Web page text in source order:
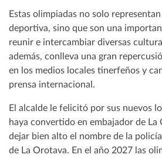
Estas olimpiadas no solo
deportiva, sino que son una
reunir e intercambiar diversas
además, conlleva una gran
en los medios locales tinerfeños y
prensa internacional.
El alcalde le felicitó por sus nuevos
haya convertido en embajador de La
dejar bien alto el nombre de la
de La Orotava. En el año 2027 las